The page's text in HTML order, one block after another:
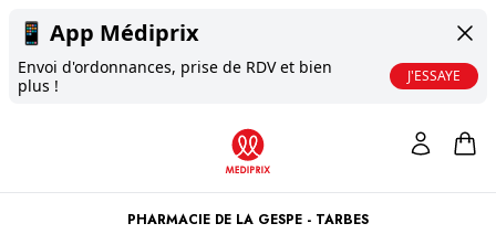
📱 App Médiprix
Envoi d'ordonnances, prise de RDV et bien
plus !
J'ESSAYE
PHARMACIE DE LA GESPE - TARBES